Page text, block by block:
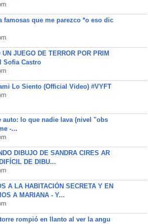
famosas que me parezco *o eso dic
UN JUEGO DE TERROR POR PRIM
Sofia Castro
Lo Siento (Official Video) #VYFT
auto: lo que nadie lava (nivel "obs
-...
DIBUJO DE SANDRA CIRES AR
DE DIBU...
A LA HABITACIÓN SECRETA Y EN
A MARIANA - Y...
rompió en llanto al ver la angu